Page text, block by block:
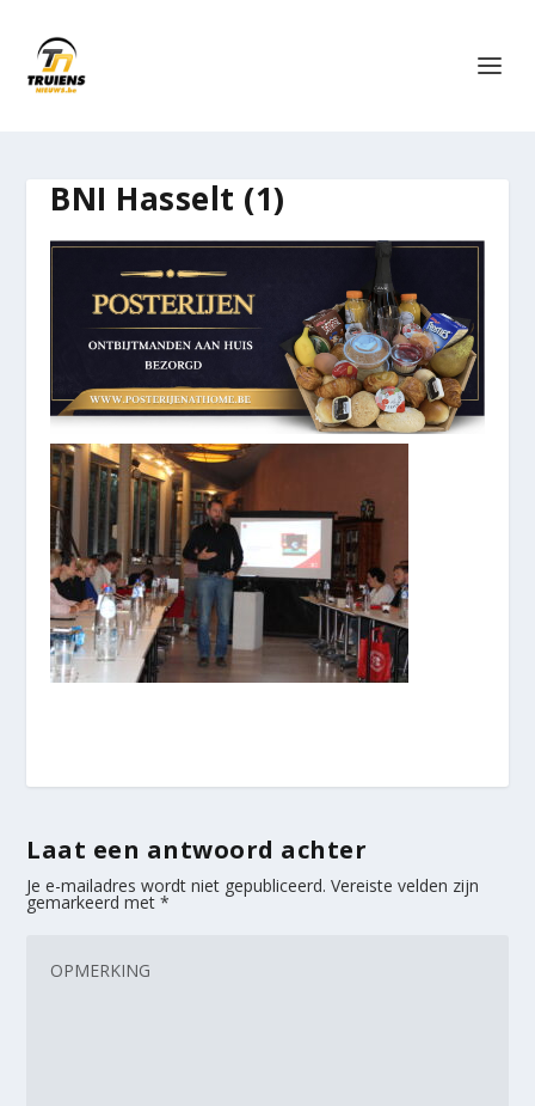
BNI Hasselt (1)
Laat een antwoord achter
Je e-mailadres wordt niet gepubliceerd. Vereiste velden zijn
gemarkeerd met*